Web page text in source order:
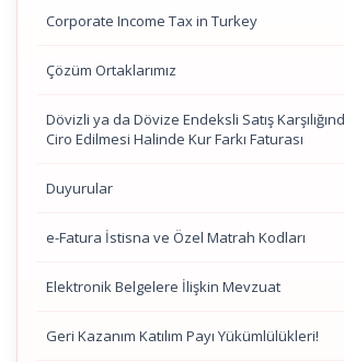
Corporate Income Tax in Turkey
Çözüm Ortaklarımız
Dövizli ya da Dövize Endeksli Satış
Ciro Edilmesi Halinde Kur Farkı Faturası
Duyurular
e-Fatura İstisna ve Özel Matrah Kodları
Elektronik Belgelere İlişkin Mevzuat
Geri Kazanım Katılım Payı Yükümlülükleri!